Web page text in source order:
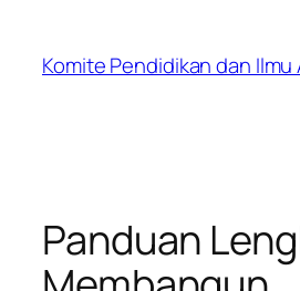
content
Komite Pendidikan dan
Panduan